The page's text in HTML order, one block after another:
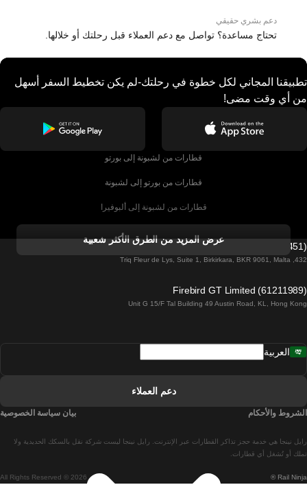
دعم بشري حقيقي
تحتاج مساعدة؟ تواصل مع دعم العملاء قبل رحلتك أو خلالها.
تطبيقنا المجاني لكل خطوة في رحلتك-لم يكن تخطيط السفر أسهل
من أي وقت مضى!
قطارات من لشبونة إلى بورتو
قطارات من بورتو إلى لشبونة
قطارات من لشبونة إلى ألبوفيرا
قطارات من ألبوفيرا إلى لشبونة
قطارات من لشبونة إلى لاغوس
قطارات من لشبونة إلى مدريد
قطارات من مدريد إلى برشلونة
عرض المزيد من الطرق الأكثر شعبية
Firebird GT Limited (OC 1451)
432, Triq Fleur de Lys, Suite 1, Birkirkara, BKR 9061, Malta
Firebird GT Limited (61211989)
Unit G 15/F Tal Building 49 Austin Road, KL, Hong Kong
Rail Ninja ®
All Rights Reserved © 2026
رايل نينجا هي خدمة حجز تذاكر القطارات عبر الإنترنت. رايل نينجا ليست شركة نقل بالسكك الحديدية ولا
تملك أو تُشغل أي قطارات.
العربية
دعم العملاء
الشروط والأحكام بيان سياسة الخصوصية